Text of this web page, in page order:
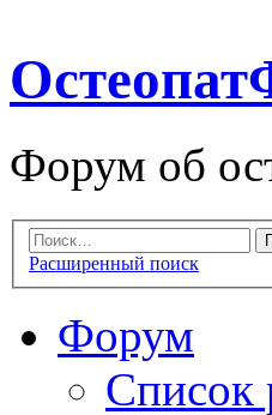
Форум об
Расширенный поиск
Форум
Список